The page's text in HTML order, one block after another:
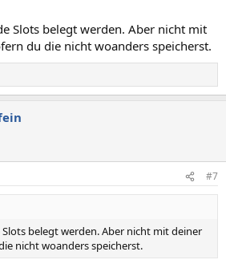
Slots belegt werden. Aber nicht mit
du die nicht woanders speicherst.
#7
belegt werden. Aber nicht mit deiner
nicht woanders speicherst.